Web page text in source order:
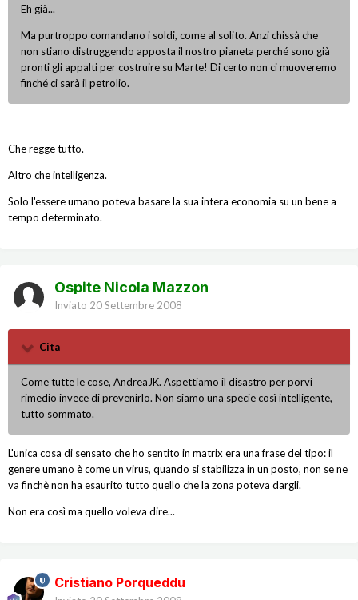
Eh già...
Ma purtroppo comandano i soldi, come al solito. Anzi chissà che
non stiano distruggendo apposta il nostro pianeta perché sono già
pronti gli appalti per costruire su Marte! Di certo non ci muoveremo
finché ci sarà il petrolio.
Che regge tutto.
Altro che intelligenza.
Solo l'essere umano poteva basare la sua intera economia su un bene a
tempo determinato.
Ospite Nicola Mazzon
Inviato 20 Settembre 2008
Cita
Come tutte le cose, AndreaJK. Aspettiamo il disastro per porvi
rimedio invece di prevenirlo. Non siamo una specie così intelligente,
tutto sommato.
L'unica cosa di sensato che ho sentito in matrix era una frase del tipo: il
genere umano è come un virus, quando si stabilizza in un posto, non se ne
va finchè non ha esaurito tutto quello che la zona poteva dargli.
Non era così ma quello voleva dire...
Cristiano Porqueddu